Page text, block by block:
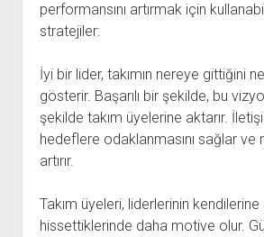
performansını artırmak için
stratejiler:
İyi bir lider, takımın nereye gittiğini
gösterir. Başarılı bir şekilde, bu
şekilde takım üyelerine aktarır.
hedeflere odaklanmasını sağlar ve
artırır.
Takım üyeleri, liderlerinin
hissettiklerinde daha motive olur.